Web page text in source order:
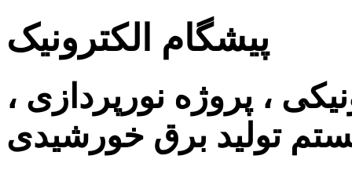
پیشگام الکترونیک
، پروژه نورپردازی ،
تولید برق خورشیدی